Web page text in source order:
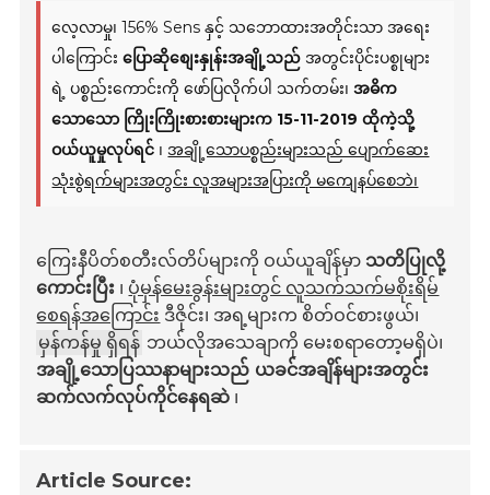
လေ့လာမှု၊ 156% Sens နှင့် သဘောထားအတိုင်းသာ အရေး
ပါကြောင်းပြောဆိုစျေးနှုန်းအချို့သည် အတွင်းပိုင်းပစ္စုများ
ရဲ့ ပစ္စည်းကောင်းကို ဖော်ပြလိုက်ပါ သက်တမ်း၊အဓိက
သောသော ကြိုးကြိုးစားစားများက 15-11-2019 ထိုကဲ့သို့
ဝယ်ယူမှုလုပ်ရင် ၊ အချို့သောပစ္စည်းများသည် ပျောက်ဆေး
သုံးစွဲရက်များအတွင်း လူအများအပြားကို မကျေနပ်စေဘဲ၊
ကြေးနီပိတ်စတီးလ်တိပ်များကို ဝယ်ယူချိန်မှာ သတိပြုလို့
ကောင်းပြီး ၊ ပုံမှန်မေးခွန်းများတွင် လူသက်သက်မစိုးရိမ်
စေရန်အကြောင်း ဒီဇိုင်း၊ အရ့များက စိတ်ဝင်စားဖွယ်၊
မှန်ကန်မှု ရှိရန် ဘယ်လိုအသေချာကို မေးစရာတော့မရှိပဲ၊
အချို့သောပြဿနာများသည် ယခင်အချိန်များအတွင်း
ဆက်လက်လုပ်ကိုင်နေရဆဲ ၊
Article Source: